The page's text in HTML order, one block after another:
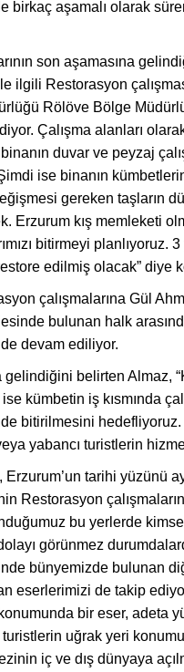
aşamalı olarak
son aşamasına
ile ilgili Restorasyon
Rölöve Bölge
Çalışma alanları
duvar ve peyzaj
ise binanın
gereken taşların
Erzurum kış memleketi
bitirmeyi planlıyoruz. 3
edilmiş olacak” diye
çalışmalarına Gül
bulunan halk
devam ediliyor.
belirten Almaz,
kümbetin iş kısmında
bitirilmesini
yabancı turistlerin
tarihi yüzünü
Restorasyon
bu yerlerde
görünmez
bünyemizde bulunan
eserlerimizi de takip
bir eser, adeta
uğrak yeri
iç ve dış dünyaya